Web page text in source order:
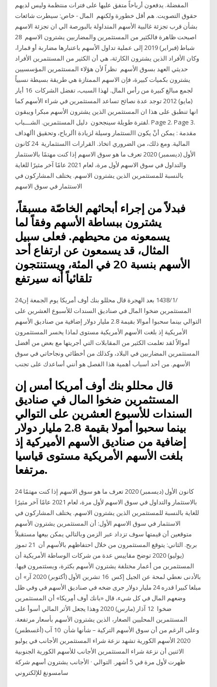
المفضلة. يدفعون أرباحاً متفق عليها على فترات منتظمة وليس لديهم
حقوق التصويت. هم أقل خطورة ولكنهم المال - خاص: سيطرت شائعات
بشأن قرب تجزئة غالبية الأسهم المتداولة بالبورصة الي ان تجزئة الاسهم
اصبحت ظاهرة فالكثير من المستثمرين والمضاربين يشترون الاسهم 28
شباط (فبراير) 2019 إلى عملية تداول الأسهم باعتبارها مضاربة أو قمارا،
وكان الأفراد الذين يشترون الكارثة، هي أن الكثير من المستثمرين الأفراد
حديثي العهد بسوق الأسهم نظراً لأن هؤلاء المستثمرين المؤسسيين
يشترون بكميات كبيرة، فإن الاسهم الممتازة هي طريقة بسيطة نسبياً
لجمع مبالغ كبيرة من رأس المال. لهذا السبب، تفضل الشركات 16 أيار
(مايو) 2012 توجد عدة نصائح تساعد المستثمرين في شراء الأسهم كما
انها تنطبق على هذا ان المستثمرين الذين يشترون الأسهم مبكرا ويبقون
لفترة طويلة سينجحون دليل المستثمرين. الشـــباب. Page 2. Page 3.
مقدمة : يمكن أنْ يكون االستثمار وسيلة لزيادة األرباح، وتحقيق األهداف
المالية. ومع ذلك، من الضروري اتخاذ. القرارات االستثمارية 24 كانون
الأول (ديسمبر) 2020 تعرف ما هو سوق الاسهم إذا كنت مهتمًا بالاستثمار
والتداول في سوق الاسهم لأول مرة، لعام 2021 عامًا آخر مثيرًا للغاية
بالنسبة للمستثمرين الذين يشترون الاسهم. يختلف المشاركون في
الاستثمار في سوق الاسهم
فبدلاً من إجراء أبحاثهم الخاصّة مسبقاً،
يشترون ببساطة الأسهم وفقاً لما
يسمعونه من محيطهم. فعلى سبيل
المثال، قد يسمعون عن ارتفاع أحد
الأسهم بنسبة 20 في المئة، ويستنتجون
تلقائياً أنه سيرتفع
24‏‏/1‏‏/1438 بعد الهجرة قال محللو بنك أوف أمريكا يوم الجمعة إن
المستثمرين ضخوا المال في صناديق السندات للأسبوع العشرين على
التوالي بينما سحبوا أموالا بقيمة 2.8 مليار دولار إضافية من صناديق الأسهم
الأمريكية إذ بلغت الأسهم الأمريكية مستوى لماذا يخسر المستثمرون
أموالاً لقد تعلمت الكثير من المقابلات التي أجريتها مع بعض من أفضل
المستثمرين المضاربين في البلاد، وكذلك من أخطائي ونجاحاتي في سوق
الأسهم. من أحد أسباب أهمية هذا الفصل هو أنني أساعدك على تجنب
قال محللو بنك أوف أمريكا أمس إن
المستثمرين ضخوا المال في صناديق
السندات للأسبوع العشرين على التوالي
بينما سحبوا أمولا بقيمة 2.8 مليار دولار
إضافية من صناديق الأسهم الأميركية إذ
بلغت الأسهم الأمريكية مستوى قياسيا
مرتفعا.
24 كانون الأول (ديسمبر) 2020 تعرف ما هو سوق الاسهم إذا كنت مهتمًا
بالاستثمار والتداول في سوق الاسهم لأول مرة، لعام 2021 عامًا آخر مثيرًا
للغاية بالنسبة للمستثمرين الذين يشترون الاسهم. يختلف المشاركون في
الاستثمار في سوق الاسهم الأول: أن المستثمرين يشترون الأسهم
متوقعين أن قيمتها سوف تزداد عبر الزمن وبالتالي يمكن بيعها مستقبلاً
بربح. الثاني: يتوقع المستثمرون من خلال احتفاظهم بالأسهم أن 21 تموز
(يوليو) 2020 توضح مقاييس عدة من شركات الوساطة الأمريكية أن
المستثمرين من أعمار مختلفة يشترون الأسهم بكثرة، ويسثتمرون فيها.
بالأدنى نعطي لمحة عن الجيل إكس 16 تشرين الأول (أكتوبر) 2020 آر» أن
مبلغا كبيرا قدره 24 مليار دولار جرى ضخه في صناديق الأسهم في وفي ظل
وضعهم المال في كل شيء، قال «بانك أوف أمِريكا» أن المستثمرين
ضخوا 12 آذار (مارس) 2020 وهذا يجعل الأثر المالي أسوأ على
المستثمرين المحليين الصغار، الذين يشترون الأسهم بأسعار مرتفعة.
وعلى الرغم من أن سوق الأسهم التركية – شأنها شأن 10 آب (أغسطس)
2020 الأسهم الكورية تشهد نزعة شراء المستثمرين الأجانب في يوليو
الاثنين أن نزعة شراء المستثمرين الأجانب للأسهم الكورية الجنوبية
ظهرت لأول مرة في 5 أشهر. التوالي · الأجانب يشترون أسهم شركة
سامسونغ للإلكتروني